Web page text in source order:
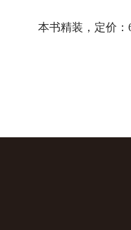
本书精装，定价：